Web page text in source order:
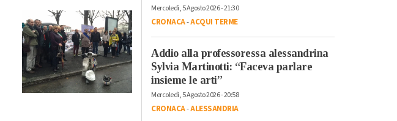
Mercoledì, 5 Agosto 2026 - 21:30
CRONACA-ACQUI TERME
Addio alla professoressa alessandrina
Sylvia Martinotti: “Faceva parlare
insieme le arti”
Mercoledì, 5 Agosto 2026 - 20:58
CRONACA-ALESSANDRIA